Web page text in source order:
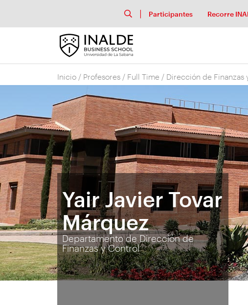
Participantes Recorre
Inicio / Profesores / Full Time / Dirección de Finanzas
Yair Javier Tovar
Márquez
Departamento de Dirección de
Finanzas y Control